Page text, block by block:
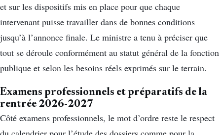
et sur les dispositifs mis en place pour que chaque
intervenant puisse travailler dans de bonnes conditions
jusqu’à l’annonce finale. Le ministre a tenu à préciser que
tout se déroule conformément au statut général de la fonction
publique et selon les besoins réels exprimés sur le terrain.
Examens professionnels et préparatifs de la
rentrée 2026-2027
Côté examens professionnels, le mot d’ordre reste le respect